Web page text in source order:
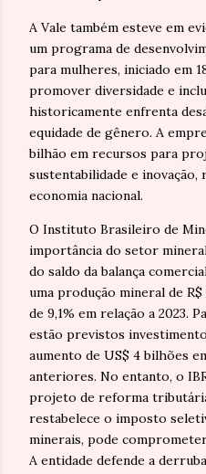
A Vale também esteve em
um programa de
para mulheres, iniciado em
promover diversidade e
historicamente enfrenta
equidade de gênero. A
bilhão em recursos para
sustentabilidade e inovação,
economia nacional.
O Instituto Brasileiro de
importância do setor
do saldo da balança
uma produção mineral de
de 9,1% em relação a 2023.
estão previstos
aumento de US$ 4 bilhões
anteriores. No entanto, o
projeto de reforma
restabelece o imposto
minerais, pode
A entidade defende a